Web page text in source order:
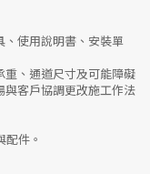
、使用說明書、安裝單
重、通道尺寸及可能障礙
客戶協調更改施工作法
件。